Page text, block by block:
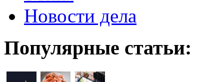
Новости дела
Популярные статьи: